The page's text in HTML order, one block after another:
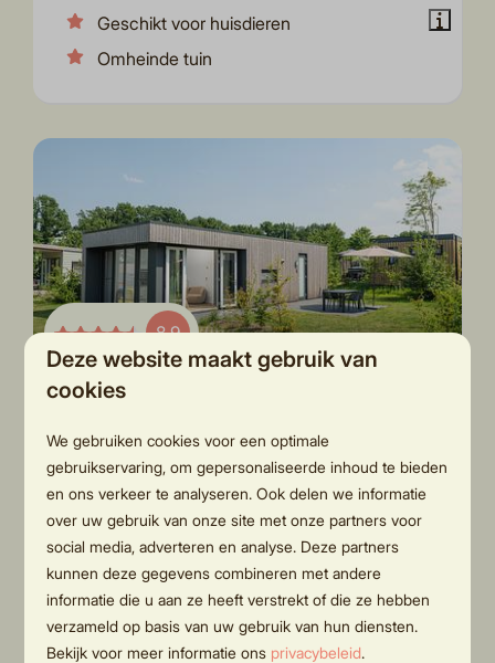
Geschikt voor huisdieren
Omheinde tuin
8,9
€ 305
3 nachten
2 personen
Oak lodge met ensuite
badkamers | twee badkamers
| 4 personen
Overijssel, Rijssen
4
2
Sommige
Twee badkamers
badkamer ensuite
vlakbij de holterberg
Deze website maakt gebruik van
cookies
We gebruiken cookies voor een optimale
gebruikservaring, om gepersonaliseerde inhoud te bieden
en ons verkeer te analyseren. Ook delen we informatie
over uw gebruik van onze site met onze partners voor
social media, adverteren en analyse. Deze partners
kunnen deze gegevens combineren met andere
informatie die u aan ze heeft verstrekt of die ze hebben
verzameld op basis van uw gebruik van hun diensten.
Bekijk voor meer informatie ons privacybeleid.